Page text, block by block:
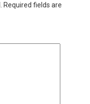
Required fields are